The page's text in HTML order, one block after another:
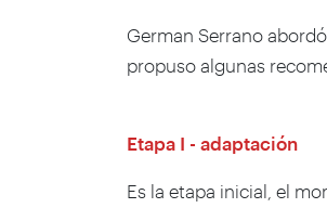
German Serrano
propuso algunas
Etapa I - adaptación
Es la etapa inicial, el